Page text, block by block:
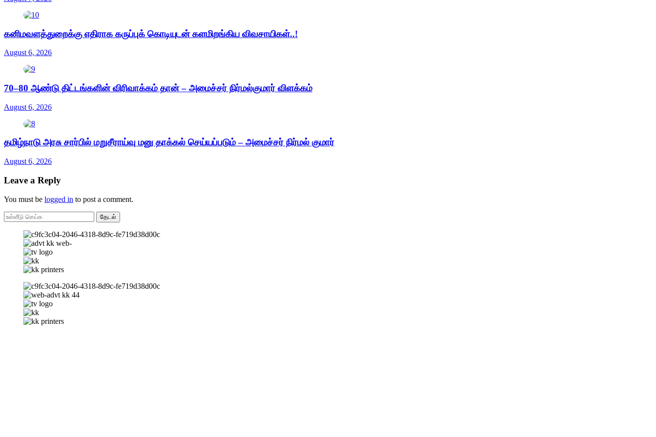
கனிமவளத்துறைக்கு எதிராக கருப்புக் கொடியுடன் களமிறங்கிய விவசாயிகள்..!
August 6, 2026
70–80 ஆண்டு திட்டங்களின் விரிவாக்கம் தான் – அமைச்சர் நிர்மல்குமார் விளக்கம்
August 6, 2026
தமிழ்நாடு அரசு சார்பில் மறுசீராய்வு மனு தாக்கல் செய்யப்படும் – அமைச்சர் நிர்மல் குமார்
August 6, 2026
Leave a Reply
You must be logged in to post a comment.
தேடல்